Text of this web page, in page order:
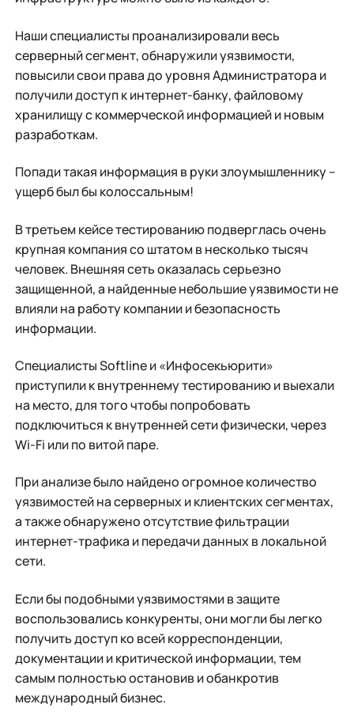
Наши специалисты проанализировали весь
серверный сегмент, обнаружили уязвимости,
повысили свои права до уровня Администратора и
получили доступ к интернет-банку, файловому
хранилищу с коммерческой информацией и новым
разработкам.
Попади такая информация в руки злоумышленнику –
ущерб был бы колоссальным!
В третьем кейсе тестированию подверглась очень
крупная компания со штатом в несколько тысяч
человек. Внешняя сеть оказалась серьезно
защищенной, а найденные небольшие уязвимости не
влияли на работу компании и безопасность
информации.
Специалисты Softline и «Инфосекьюрити»
приступили к внутреннему тестированию и выехали
на место, для того чтобы попробовать
подключиться к внутренней сети физически, через
Wi-Fi или по витой паре.
При анализе было найдено огромное количество
уязвимостей на серверных и клиентских сегментах,
а также обнаружено отсутствие фильтрации
интернет-трафика и передачи данных в локальной
сети.
Если бы подобными уязвимостями в защите
воспользовались конкуренты, они могли бы легко
получить доступ ко всей корреспонденции,
документации и критической информации, тем
самым полностью остановив и обанкротив
международный бизнес.